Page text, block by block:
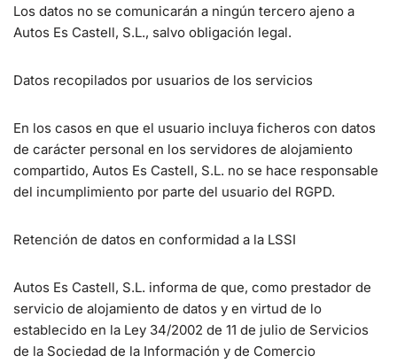
Los datos no se comunicarán a ningún tercero ajeno a
Autos Es Castell, S.L., salvo obligación legal.
Datos recopilados por usuarios de los servicios
En los casos en que el usuario incluya ficheros con datos
de carácter personal en los servidores de alojamiento
compartido, Autos Es Castell, S.L. no se hace responsable
del incumplimiento por parte del usuario del RGPD.
Retención de datos en conformidad a la LSSI
Autos Es Castell, S.L. informa de que, como prestador de
servicio de alojamiento de datos y en virtud de lo
establecido en la Ley 34/2002 de 11 de julio de Servicios
de la Sociedad de la Información y de Comercio